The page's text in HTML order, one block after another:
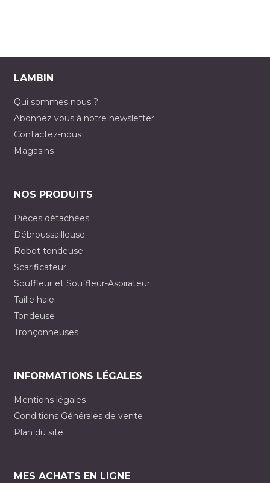
LAMBIN
Qui sommes nous ?
Abonnez vous à notre newsletter
Contactez-nous
Magasins
NOS PRODUITS
Pièces détachées
Débroussailleuse
Robot tondeuse
Scarificateur
Souffleur et Souffleur-Aspirateur
Taille haie
Tondeuse
Tronçonneuses
INFORMATIONS LÉGALES
Mentions légales
Conditions Générales de vente
Plan du site
MES ACHATS EN LIGNE